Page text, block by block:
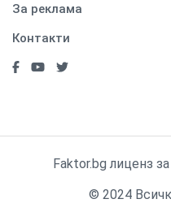
За реклама
Контакти
Faktor.bg лиценз
© 2024